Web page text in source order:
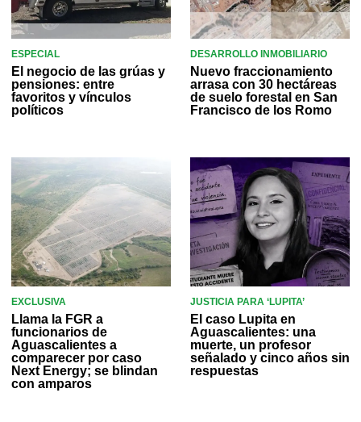
ESPECIAL
El negocio de las grúas y
pensiones: entre
favoritos y vínculos
políticos
DESARROLLO INMOBILIARIO
Nuevo fraccionamiento
arrasa con 30 hectáreas
de suelo forestal en San
Francisco de los Romo
EXCLUSIVA
Llama la FGR a
funcionarios de
Aguascalientes a
comparecer por caso
Next Energy; se blindan
con amparos
JUSTICIA PARA ‘LUPITA’
El caso Lupita en
Aguascalientes: una
muerte, un profesor
señalado y cinco años sin
respuestas